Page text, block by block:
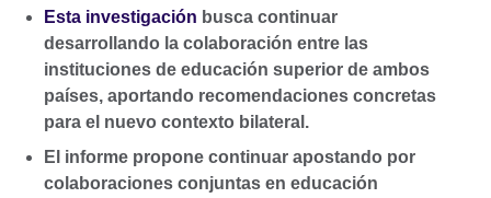
Esta investigación busca continuar
desarrollando la colaboración entre las
instituciones de educación superior de ambos
países, aportando recomendaciones concretas
para el nuevo contexto bilateral.
El informe propone continuar apostando por
colaboraciones conjuntas en educación